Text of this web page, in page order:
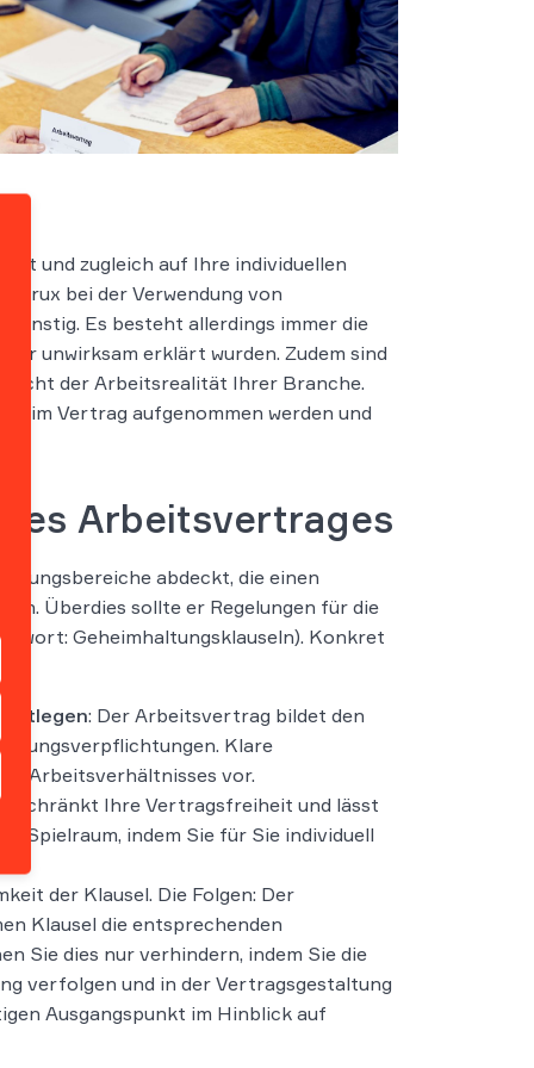
und zugleich auf Ihre individuellen
Krux bei der Verwendung von
Es besteht allerdings immer die
unwirksam erklärt wurden. Zudem sind
der Arbeitsrealität Ihrer Branche.
im Vertrag aufgenommen werden und
Arbeitsvertrages
abdeckt, die einen
Überdies sollte er Regelungen für die
Geheimhaltungsklauseln). Konkret
: Der Arbeitsvertrag bildet den
Klare
Arbeitsverhältnisses vor.
Ihre Vertragsfreiheit und lässt
Spielraum, indem Sie für Sie individuell
der Klausel. Die Folgen: Der
Klausel die entsprechenden
Sie dies nur verhindern, indem Sie die
verfolgen und in der Vertragsgestaltung
Ausgangspunkt im Hinblick auf